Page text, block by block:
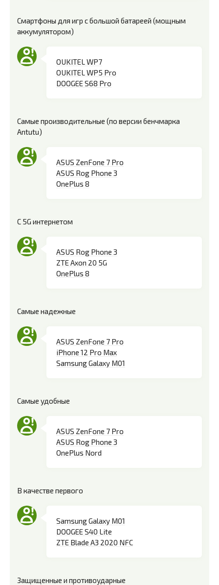
Смартфоны для игр с большой батареей (мощным
аккумулятором)
OUKITEL WP7
OUKITEL WP5 Pro
DOOGEE S68 Pro
Самые производительные (по версии бенчмарка
Antutu)
ASUS ZenFone 7 Pro
ASUS Rog Phone 3
OnePlus 8
С 5G интернетом
ASUS Rog Phone 3
ZTE Axon 20 5G
OnePlus 8
Самые надежные
ASUS ZenFone 7 Pro
iPhone 12 Pro Max
Samsung Galaxy M01
Самые удобные
ASUS ZenFone 7 Pro
ASUS Rog Phone 3
OnePlus Nord
В качестве первого
Samsung Galaxy M01
DOOGEE S40 Lite
ZTE Blade A3 2020 NFC
Защищенные и противоударные